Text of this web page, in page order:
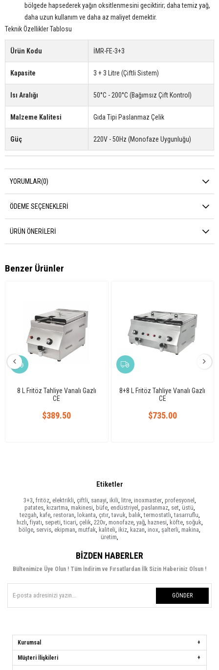
bölgede hapsederek yağın oksitlenmesini geciktirir; daha temiz yağ,
daha uzun kullanım ve daha az maliyet demektir.
Teknik Özellikler Tablosu
Ürün Kodu İMR-FE-3+3
Kapasite 3 + 3 Litre (Çiftli Sistem)
Isı Aralığı 50°C - 200°C (Bağımsız Çift Kontrol)
Malzeme Kalitesi Gıda Tipi Paslanmaz Çelik
Güç 220V - 50Hz (Monofaze Uygunluğu)
YORUMLAR(0)
ÖDEME SEÇENEKLERI
ÜRÜN ÖNERILERI
Benzer Ürünler
8 L Fritöz Tahliye Vanalı Gazlı
CE
$389.50
8+8 L Fritöz Tahliye Vanalı Gazlı
CE
$735.00
Etiketler
3+3 fritöz, elektrikli çiftli sanayi ikili litre, inoxmaster, profesyonel
patates, kızartma makinesi büfe, endüstriyel paslanmaz, set üstü
tezgah kafe, restoran lokanta çıtır, tavuk balık termostatlı tasarruflu
hızlı fiyatı sepeti ticari çelik 220v monofaze, yağ, haznesi köfte, soğuk
bölge servis ekipman mutfak kaliteli ikiz kazan inox şalterli makina
üretim
BIZDEN HABERLER
Bültenimize Üye Olun ! Tüm İndirim ve Fırsatlardan İlk Sizin Haberiniz Olsun !
GÖNDER
Kurumsal
Müşteri İlişkileri